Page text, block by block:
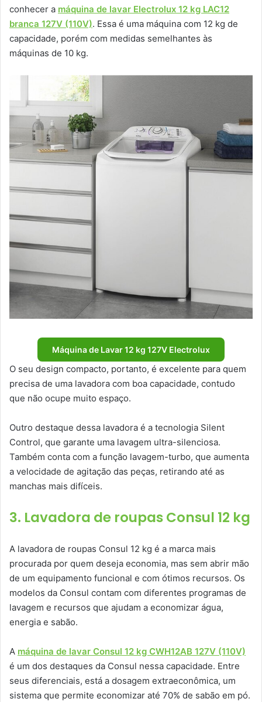
conhecer a máquina de lavar Electrolux 12 kg LAC12
branca 127V (110V). Essa é uma máquina com 12 kg de
capacidade, porém com medidas semelhantes às
máquinas de 10 kg.
Máquina de Lavar 12 kg 127V Electrolux
O seu design compacto, portanto, é excelente para quem
precisa de uma lavadora com boa capacidade, contudo
que não ocupe muito espaço.
Outro destaque dessa lavadora é a tecnologia Silent
Control, que garante uma lavagem ultra-silenciosa.
Também conta com a função lavagem-turbo, que aumenta
a velocidade de agitação das peças, retirando até as
manchas mais difíceis.
3. Lavadora de roupas Consul 12 kg
A lavadora de roupas Consul 12 kg é a marca mais
procurada por quem deseja economia, mas sem abrir mão
de um equipamento funcional e com ótimos recursos. Os
modelos da Consul contam com diferentes programas de
lavagem e recursos que ajudam a economizar água,
energia e sabão.
A máquina de lavar Consul 12 kg CWH12AB 127V (110V)
é um dos destaques da Consul nessa capacidade. Entre
seus diferenciais, está a dosagem extraeconômica, um
sistema que permite economizar até 70% de sabão em pó.